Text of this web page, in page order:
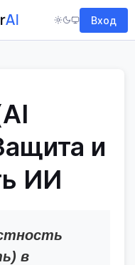
Вход
и
ИИ
в